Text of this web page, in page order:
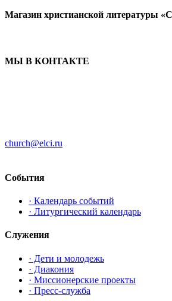
Магазин христианской литературы
МЫ В КОНТАКТЕ
church@elci.ru
События
· Календарь событий
· Литургический календарь
Служения
· Дети и молодежь
· Диакония
· Миссионерские проекты
· Пресс-служба